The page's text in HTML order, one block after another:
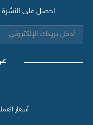
احصل على النشرة
أسعار